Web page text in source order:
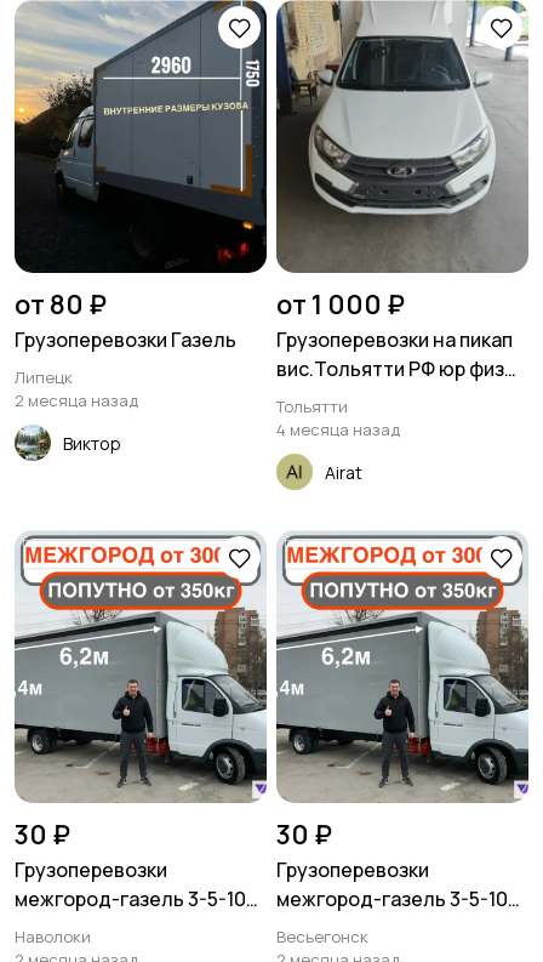
от 80 ₽
Грузоперевозки Газель
Липецк
2 месяца назад
Виктор
от 1 000 ₽
Грузоперевозки на пикап
вис.Тольятти РФ юр физ
лиц
Тольятти
4 месяца назад
Airat
30 ₽
Грузоперевозки
межгород-газель 3-5-10
тонн
Наволоки
30 ₽
Грузоперевозки
межгород-газель 3-5-10
тонн
Весьегонск